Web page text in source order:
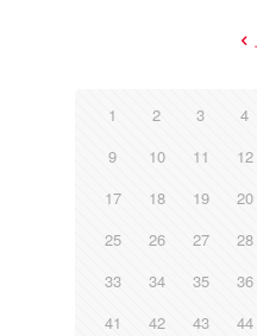
1 2 3 4
9
10 11 12
17
18 19 20
25
26 27 28
33
34 35 36
41
42 43 44